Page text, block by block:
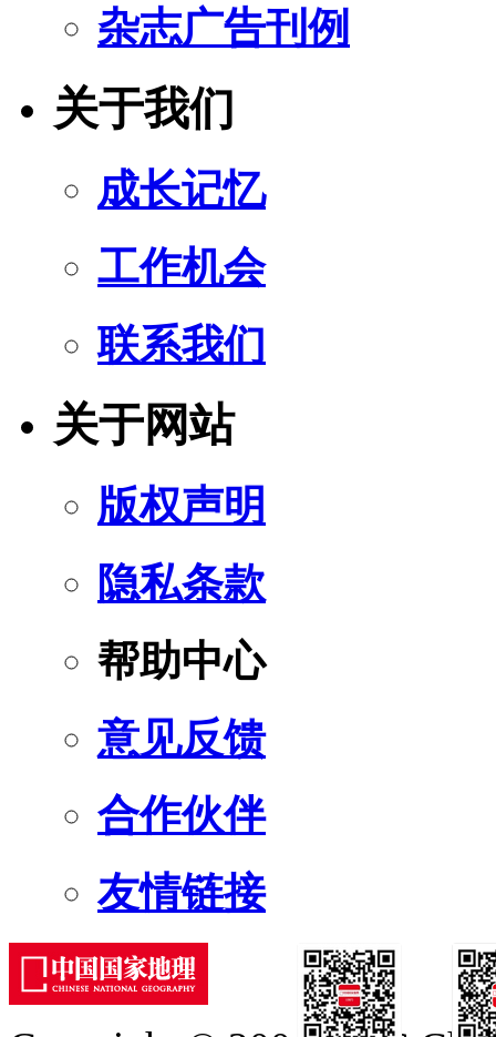
杂志广告刊例
关于我们
成长记忆
工作机会
联系我们
关于网站
版权声明
隐私条款
帮助中心
意见反馈
合作伙伴
友情链接